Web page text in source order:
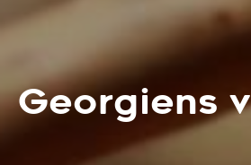
Georgiens